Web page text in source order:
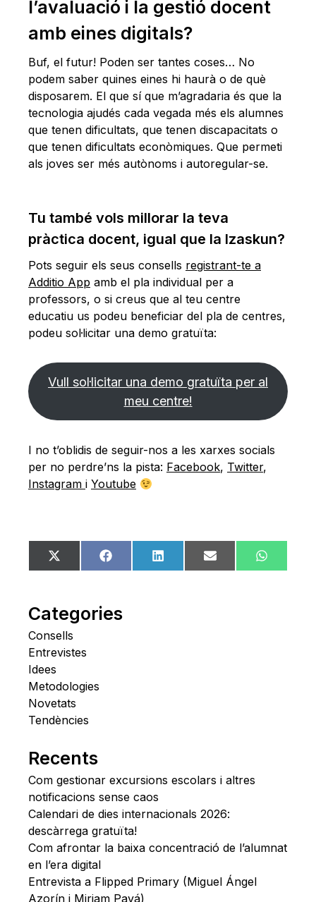
l’avaluació i la gestió docent
amb eines digitals?
Buf, el futur! Poden ser tantes coses… No
podem saber quines eines hi haurà o de què
disposarem. El que sí que m’agradaria és que la
tecnologia ajudés cada vegada més els alumnes
que tenen dificultats, que tenen discapacitats o
que tenen dificultats econòmiques. Que permeti
als joves ser més autònoms i autoregular-se.
Tu també vols millorar la teva
pràctica docent, igual que la Izaskun?
Pots seguir els seus consells registrant-te a
Additio App amb el pla individual per a
professors, o si creus que al teu centre
educatiu us podeu beneficiar del pla de centres,
podeu sol·licitar una demo gratuïta:
Vull sol·licitar una demo gratuïta per al
meu centre!
I no t’oblidis de seguir-nos a les xarxes socials
per no perdre’ns la pista: Facebook, Twitter,
Instagram i Youtube
Share
on
X
(Twitter)
Share
on
FacebookShare
on
LinkedIn Share
on
Email
Share
on
Categories
Consells
Entrevistes
Idees
Metodologies
Novetats
Tendències
Recents
Com gestionar excursions escolars i altres
notificacions sense caos
Calendari de dies internacionals 2026:
descàrrega gratuïta!
Com afrontar la baixa concentració de l’alumnat
en l’era digital
Entrevista a Flipped Primary (Miguel Ángel
Azorín i Miriam Payá)